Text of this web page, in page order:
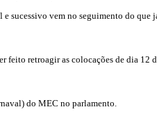
sucessivo vem no seguimento do que
feito retroagir as colocações de dia 12
do MEC no parlamento.